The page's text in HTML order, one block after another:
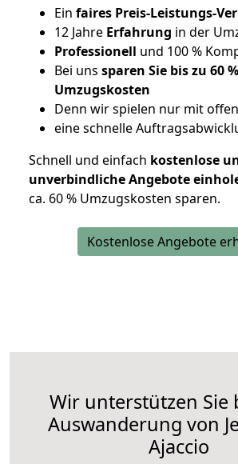
Ein faires Preis-Leistungs-
12 Jahre Erfahrung in der
Professionell und 100 %
Bei uns sparen Sie bis zu 60 %
Umzugskosten
Denn wir spielen nur mit
eine schnelle
Schnell und einfach kostenlose
unverbindliche Angebote
ca. 60 % Umzugskosten sparen.
Kostenlose Angebote
Wir unterstützen Sie
Auswanderung von
Ajaccio